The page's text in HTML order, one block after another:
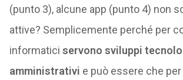
(punto 3), alcune app (punto 4) non
attive? Semplicemente perché per
informatici servono sviluppi
amministrativi e può essere che